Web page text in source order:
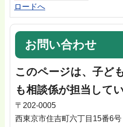
ロードへ
お問い合わせ
このページは、子ど
も相談係が担当して
〒202-0005
西東京市住吉町六丁目15番6